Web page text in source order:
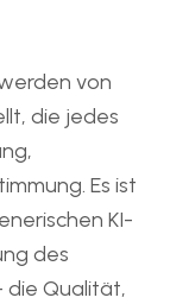
von
die jedes
Es ist
KI-
des
die Qualität,